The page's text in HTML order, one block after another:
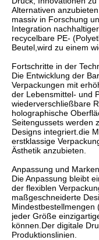
Alternativen
massiv in Forschung
Integration
recycelbare PE-
Beutel,wird zu einem
Fortschritte in der
Die Entwicklung der
Verpackungen mit
der Lebensmittel- und
wiederverschließbare
holographische
Seitengussets werden
Designs integriert.die
erstklassige
Ästhetik anzubieten.
Anpassung und
Die Anpassung bleibt
der flexiblen
maßgeschneiderte
Mindestbestellmengen
jeder Größe
können.Der digitale
Produktionslinien.